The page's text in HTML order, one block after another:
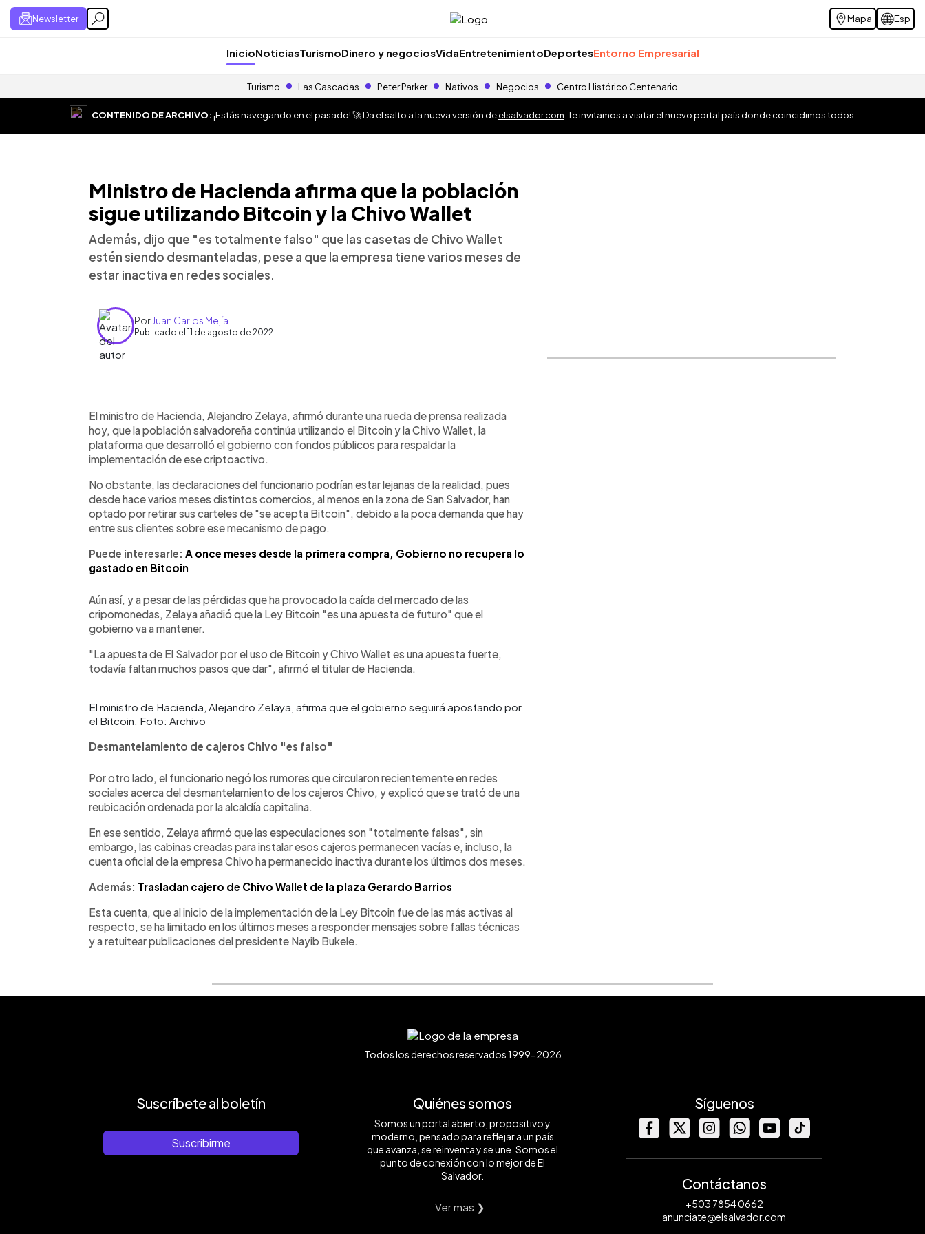
Newsletter Mapa Esp
InicioNoticiasTurismoDinero y negociosVidaEntretenimientoDeportesEntorno Empresarial
Turismo Las Cascadas Peter Parker Nativos Negocios Centro Histórico Centenario
CONTENIDO DE ARCHIVO:¡Estás navegando en el pasado! 🚀 Da el salto a la nueva versión deelsalvador.com . Te invitamos a visitar el nuevo portal país donde coincidimos todos.
Ministro de Hacienda afirma que la población
sigue utilizando Bitcoin y la Chivo Wallet
Además, dijo que "es totalmente falso" que las casetas de Chivo Wallet
estén siendo desmanteladas, pese a que la empresa tiene varios meses de
estar inactiva en redes sociales.
Por Juan Carlos Mejía
Publicado el 11 de agosto de 2022
Escuchar artículo
El ministro de Hacienda, Alejandro Zelaya, afirmó durante una rueda de prensa realizada
hoy, que la población salvadoreña continúa utilizando el Bitcoin y la Chivo Wallet, la
plataforma que desarrolló el gobierno con fondos públicos para respaldar la
implementación de ese criptoactivo.
No obstante, las declaraciones del funcionario podrían estar lejanas de la realidad, pues
desde hace varios meses distintos comercios, al menos en la zona de San Salvador, han
optado por retirar sus carteles de "se acepta Bitcoin", debido a la poca demanda que hay
entre sus clientes sobre ese mecanismo de pago.
Puede interesarle: A once meses desde la primera compra, Gobierno no recupera lo
gastado en Bitcoin
Aún así, y a pesar de las pérdidas que ha provocado la caída del mercado de las
cripomonedas, Zelaya añadió que la Ley Bitcoin "es una apuesta de futuro" que el
gobierno va a mantener.
"La apuesta de El Salvador por el uso de Bitcoin y Chivo Wallet es una apuesta fuerte,
todavía faltan muchos pasos que dar", afirmó el titular de Hacienda.
El ministro de Hacienda, Alejandro Zelaya, afirma que el gobierno seguirá apostando por
el Bitcoin. Foto: Archivo
Desmantelamiento de cajeros Chivo "es falso"
Por otro lado, el funcionario negó los rumores que circularon recientemente en redes
sociales acerca del desmantelamiento de los cajeros Chivo, y explicó que se trató de una
reubicación ordenada por la alcaldía capitalina.
En ese sentido, Zelaya afirmó que las especulaciones son "totalmente falsas", sin
embargo, las cabinas creadas para instalar esos cajeros permanecen vacías e, incluso, la
cuenta oficial de la empresa Chivo ha permanecido inactiva durante los últimos dos meses.
Además: Trasladan cajero de Chivo Wallet de la plaza Gerardo Barrios
Esta cuenta, que al inicio de la implementación de la Ley Bitcoin fue de las más activas al
respecto, se ha limitado en los últimos meses a responder mensajes sobre fallas técnicas
y a retuitear publicaciones del presidente Nayib Bukele.
Todos los derechos reservados 1999-2026
Suscríbete al boletín
Suscribirme
Quiénes somos
Somos un portal abierto, propositivo y
moderno, pensado para reflejar a un país
que avanza, se reinventa y se une. Somos el
punto de conexión con lo mejor de El
Salvador.
Ver mas ❯
Síguenos
Contáctanos
+503 7854 0662
anunciate@elsalvador.com